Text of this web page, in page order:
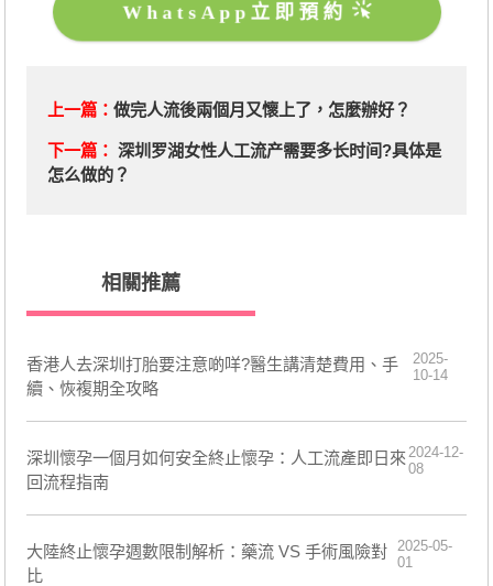
WhatsApp立即預約
上一篇： 做完人流後兩個月又懷上了，怎麼辦好？
下一篇： 深圳罗湖女性人工流产需要多长时间?具体是
怎么做的？
相關推薦
香港人去深圳打胎要注意啲咩?醫生講清楚費用、手
續、恢複期全攻略
2025-
10-14
深圳懷孕一個月如何安全終止懷孕：人工流產即日來
回流程指南
2024-12-
08
大陸終止懷孕週數限制解析：藥流 VS 手術風險對
比
2025-05-
01